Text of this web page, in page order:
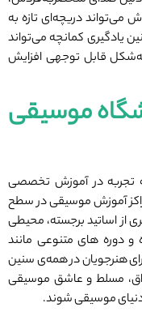
می‌تواند دریچه‌ای تازه به
یادگیری کمانچه می‌تواند
قابل‌ توجهی افزایش
موسیقی
تجربه در آموزش تخصصی
آموزش موسیقی در سطح
از اساتید برجسته، محیطی
و دوره‌ های متنوعی مانند
برای هنرجویان در همه‌ی سنین
مسلط و عاشق موسیقی
دنیای موسیقی شوند.